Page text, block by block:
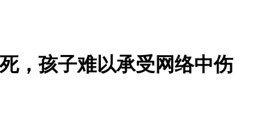
，孩子难以承受网络中伤